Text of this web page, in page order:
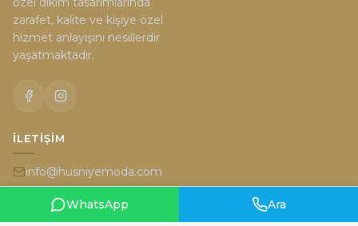
zarafet, kalite ve kişiye özel
hizmet anlayışını nesillerdir
yaşatmaktadır.
İLETIŞIM
info@husniyemoda.com
WhatsApp Ara